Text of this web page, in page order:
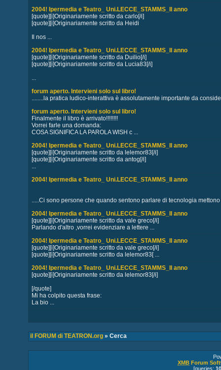
2004! Ipermedia e Teatro_ Uni.LECCE_STAMMS_II anno
[quote][i]Originariamente scritto da carlo[/i]
[quote][i]Originariamente scritto da Heidi
Il nos ...
2004! Ipermedia e Teatro_ Uni.LECCE_STAMMS_II anno
[quote][i]Originariamente scritto da Duilio[/i]
[quote][i]Originariamente scritto da Lucia83[/i]
...
forum aperto. Intervieni solo sul libro!
........la pratica ludico-interattiva è assolutamente importante da
forum aperto. Intervieni solo sul libro!
Finalmente il libro è arrivato!!!!!!!!
Vorrei farle una domanda:
COSA SIGNIFICA LA PAROLA WISH c ...
2004! Ipermedia e Teatro_ Uni.LECCE_STAMMS_II anno
[quote][i]Originariamente scritto da lelemor83[/i]
[quote][i]Originariamente scritto da antog[/i]
...
2004! Ipermedia e Teatro_ Uni.LECCE_STAMMS_II anno
.....Ci sono persone che quando sentono parlare di tecnologia
2004! Ipermedia e Teatro_ Uni.LECCE_STAMMS_II anno
[quote][i]Originariamente scritto da vale greco[/i]
Parlando d'altro ,vorrei evidenziare a lettere ...
2004! Ipermedia e Teatro_ Uni.LECCE_STAMMS_II anno
[quote][i]Originariamente scritto da vale greco[/i]
[quote][i]Originariamente scritto da lelemor83[ ...
2004! Ipermedia e Teatro_ Uni.LECCE_STAMMS_II anno
[quote][i]Originariamente scritto da lelemor83[/i]
[/quote]
Mi ha colpito questa frase:
La bio ...
il FORUM di TEATRON.org» Cerca
XMB Forum
[queries: 10